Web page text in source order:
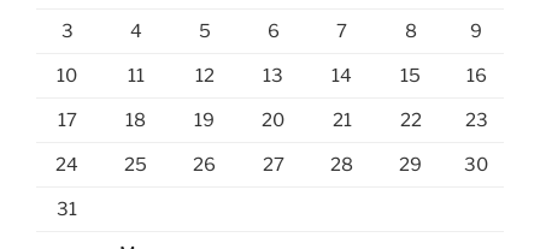
3 4 5 6 7 8 9
10 11 12 13 14 15 16
17 18 19 20 21 22 23
24 25 26 27 28 29 30
31